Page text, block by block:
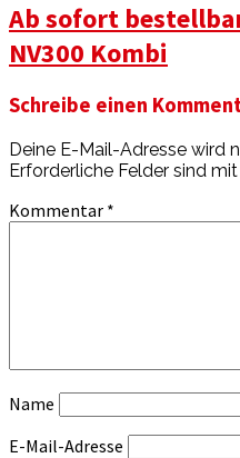
Ab sofort
NV300 Kombi
Schreibe einen
Deine E-Mail-Adresse wird
Erforderliche Felder sind mit
Kommentar *
Name
E-Mail-Adresse